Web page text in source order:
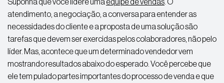
atendimento, a negociação, a conversa para entender as
necessidades do cliente e a proposta de uma solução são
tarefas que devem ser exercidas pelos colaboradores, não pelo
líder. Mas, acontece que um determinado vendedor vem
mostrando resultados abaixo do esperado. Você percebe que
ele tem pulado partes importantes do processo de venda e que